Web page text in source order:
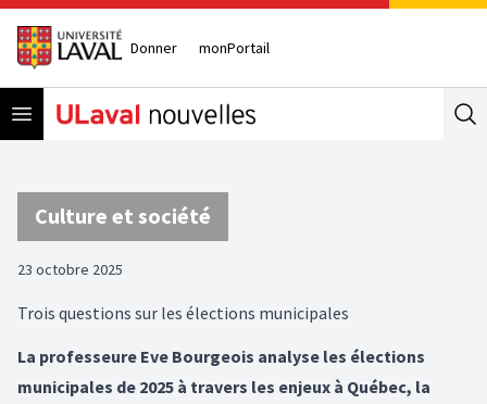
Donner monPortail
Open menu
Culture et société
23 octobre 2025
Trois questions sur les élections municipales
La professeure Eve Bourgeois analyse les élections
municipales de 2025 à travers les enjeux à Québec, la